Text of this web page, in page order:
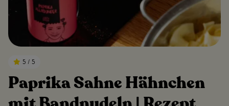
5 / 5
Paprika Sahne Hähnchen